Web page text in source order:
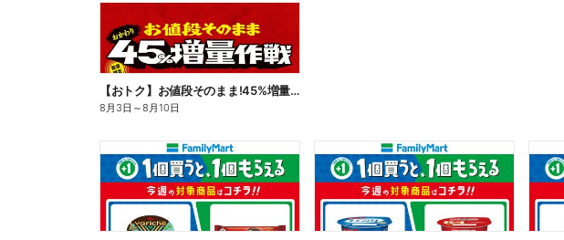
【おトク】お値段そのまま!45%増量作戦!
8月3日 ～8月10日